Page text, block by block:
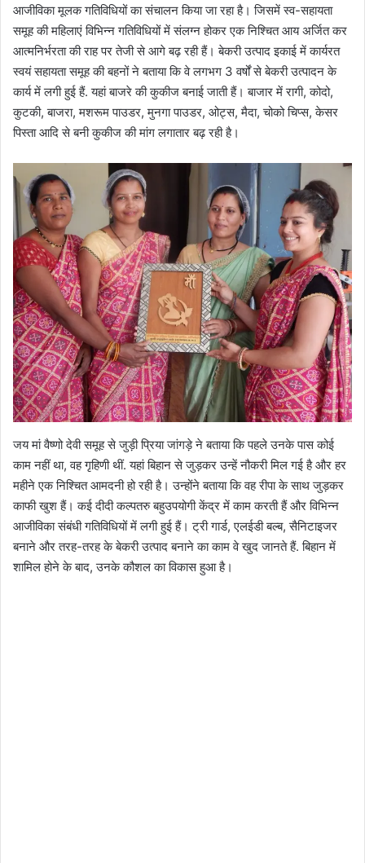
आजीविका मूलक गतिविधियों का संचालन किया जा रहा है। जिसमें स्व-सहायता
समूह की महिलाएं विभिन्न गतिविधियों में संलग्न होकर एक निश्चित आय अर्जित कर
आत्मनिर्भरता की राह पर तेजी से आगे बढ़ रही हैं। बेकरी उत्पाद इकाई में कार्यरत
स्वयं सहायता समूह की बहनों ने बताया कि वे लगभग 3 वर्षों से बेकरी उत्पादन के
कार्य में लगी हुई हैं. यहां बाजरे की कुकीज बनाई जाती हैं। बाजार में रागी, कोदो,
कुटकी, बाजरा, मशरूम पाउडर, मुनगा पाउडर, ओट्स, मैदा, चोको चिप्स, केसर
पिस्ता आदि से बनी कुकीज की मांग लगातार बढ़ रही है।
जय मां वैष्णो देवी समूह से जुड़ी प्रिया जांगड़े ने बताया कि पहले उनके पास कोई
काम नहीं था, वह गृहिणी थीं. यहां बिहान से जुड़कर उन्हें नौकरी मिल गई है और हर
महीने एक निश्चित आमदनी हो रही है। उन्होंने बताया कि वह रीपा के साथ जुड़कर
काफी खुश हैं। कई दीदी कल्पतरु बहुउपयोगी केंद्र में काम करती हैं और विभिन्न
आजीविका संबंधी गतिविधियों में लगी हुई हैं। ट्री गार्ड, एलईडी बल्ब, सैनिटाइजर
बनाने और तरह-तरह के बेकरी उत्पाद बनाने का काम वे खुद जानते हैं. बिहान में
शामिल होने के बाद, उनके कौशल का विकास हुआ है।